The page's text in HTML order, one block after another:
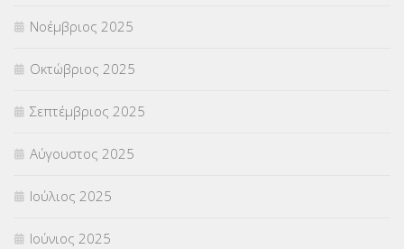
ΥΠΕΡΑΡΙΘΜΟΙ(1)
ΥΠΟΤΡΟΦΙΕΣ(28)
ΦΥΣΙΚΗ ΑΓΩΓΗ(692)
Χωρίς κατηγορία
Νοέμβριος 2025
Οκτώβριος 2025
Σεπτέμβριος 2025
Αύγουστος 2025
Ιούλιος 2025
Ιούνιος 2025